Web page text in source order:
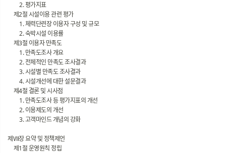
2. 평가지표
제2절 시설이용 관련 평가
1. 체력단련장 이용자 구성 및 규모
2. 숙박시설 이용률
제3절 이용자 만족도
1. 만족도조사 개요
2. 전체적인 만족도 조사결과
3. 시설별 만족도 조사결과
4. 시설개선에 대한 설문결과
제4절 결론 및 시사점
1. 만족도조사 등 평가지표의 개선
2. 이용제도의 개선
3. 고객마인드 개념의 강화
제Ⅶ장 요약 및 정책제언
제1절 운영원칙 정립